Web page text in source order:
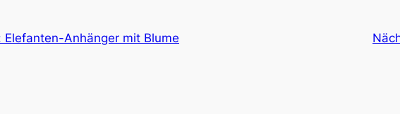
Elefanten-Anhänger mit Blume